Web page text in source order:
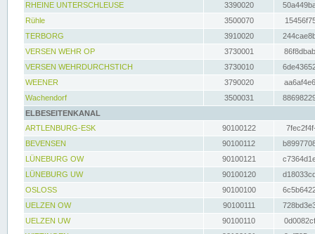
RHEINE UNTERSCHLEUSE
3390020
Rühle
3500070
TERBORG
3910020
VERSEN WEHR OP
3730001
VERSEN WEHRDURCHSTICH
3730010
WEENER
3790020
Wachendorf
3500031
ELBESEITENKANAL
ARTLENBURG-ESK
90100122
BEVENSEN
90100112
LÜNEBURG OW
90100121
LÜNEBURG UW
90100120
OSLOSS
90100100
UELZEN OW
90100111
UELZEN UW
90100110